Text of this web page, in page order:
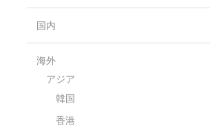
国内
海外
アジア
韓国
香港